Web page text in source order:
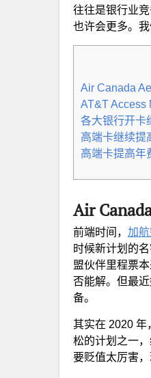
往往是银行业
也许会更多。
Air Canada
AT&T Access
各大银行开卡
高端卡继续提
高端卡提高年
Air
前端时间， 加
时候新计划的
盟伙伴里程票
否能解。但最
备。
其实在 2020 年
松的计划之一
要贬值太厉害，